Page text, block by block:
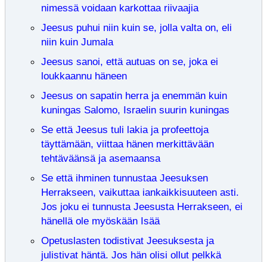
nimessä voidaan karkottaa riivaajia
Jeesus puhui niin kuin se, jolla valta on, eli
niin kuin Jumala
Jeesus sanoi, että autuas on se, joka ei
loukkaannu häneen
Jeesus on sapatin herra ja enemmän kuin
kuningas Salomo, Israelin suurin kuningas
Se että Jeesus tuli lakia ja profeettoja
täyttämään, viittaa hänen merkittävään
tehtäväänsä ja asemaansa
Se että ihminen tunnustaa Jeesuksen
Herrakseen, vaikuttaa iankaikkisuuteen asti.
Jos joku ei tunnusta Jeesusta Herrakseen, ei
hänellä ole myöskään Isää
Opetuslasten todistivat Jeesuksesta ja
julistivat häntä. Jos hän olisi ollut pelkkä